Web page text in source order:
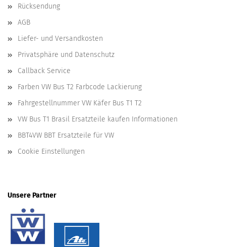
Rücksendung
AGB
Liefer- und Versandkosten
Privatsphäre und Datenschutz
Callback Service
Farben VW Bus T2 Farbcode Lackierung
Fahrgestellnummer VW Käfer Bus T1 T2
VW Bus T1 Brasil Ersatzteile kaufen Informationen
BBT4VW BBT Ersatzteile für VW
Cookie Einstellungen
Unsere Partner